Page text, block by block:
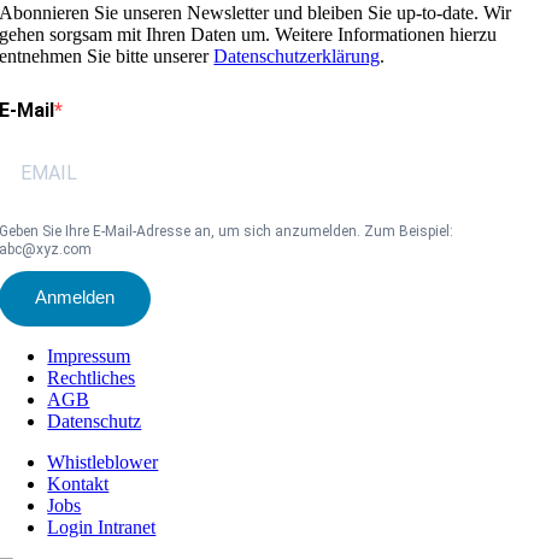
Abonnieren Sie unseren Newsletter und bleiben Sie up-to-date. Wir
gehen sorgsam mit Ihren Daten um. Weitere Informationen hierzu
entnehmen Sie bitte unsererDatenschutzerklärung.
E-Mail
Geben Sie Ihre E-Mail-Adresse an, um sich anzumelden. Zum Beispiel:
abc@xyz.com
Anmelden
Impressum
Rechtliches
AGB
Datenschutz
Whistleblower
Kontakt
Jobs
Login Intranet